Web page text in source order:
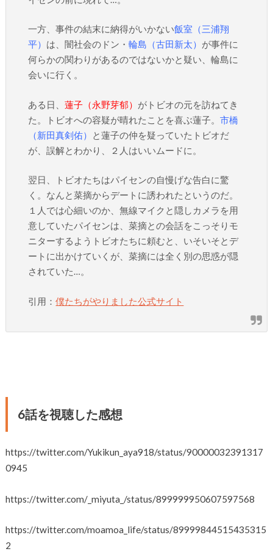
一方、事件の結末に納得がいかない飯室（三浦翔
平） は、闇社会のドン・輪島（古田新太） が事件に
何らかの関わりがあるのではないかと疑い、輪島に
会いに行く。
ある日、蓮子（永野芽郁） がトビオの元を訪ねてき
た。トビオへの容疑が晴れたことを喜ぶ蓮子。市橋
（新田真剣佑） と蓮子の仲を疑っていたトビオだ
が、誤解とわかり、２人はいいムードに。
翌日、トビオたちはパイセンの自慢げな告白に驚
く。なんと菜摘からデートに誘われたというのだ。
１人では心細いのか、無線マイクと隠しカメラを用
意していたパイセンは、菜摘との会話をこっそりモ
ニターするようトビオたちに頼むと、いそいそとデ
ートに出かけていくが、菜摘には全く別の思惑が隠
されていた…。
引用：僕たちがやりました公式サイト
6話を視聴した感想
https://twitter.com/Yukikun_aya918/status/90000032391317
0945
https://twitter.com/_miyuta_/status/899999950607597568
https://twitter.com/moamoa_life/status/89999844515435315
2